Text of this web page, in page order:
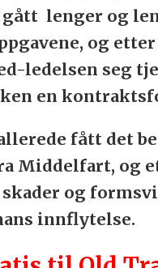
gått lenger og
og
ledelsen seg
en
fått det
Middelfart, og
og
innflytelse.